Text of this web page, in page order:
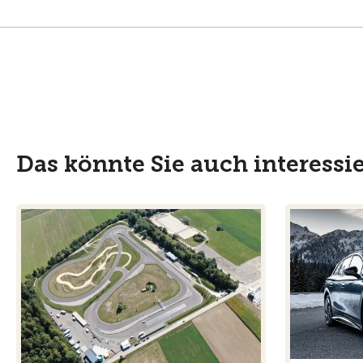
Das könnte Sie auch